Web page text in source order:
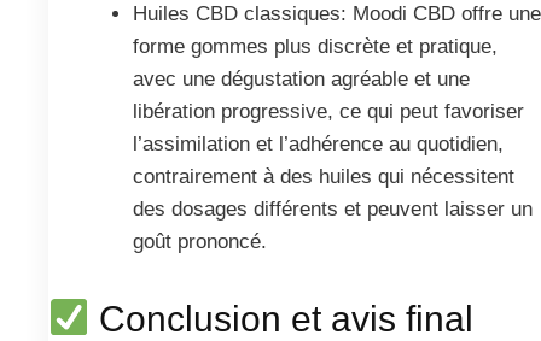
Huiles CBD classiques: Moodi CBD offre une
forme gommes plus discrète et pratique,
avec une dégustation agréable et une
libération progressive, ce qui peut favoriser
l’assimilation et l’adhérence au quotidien,
contrairement à des huiles qui nécessitent
des dosages différents et peuvent laisser un
goût prononcé.
Conclusion et avis final